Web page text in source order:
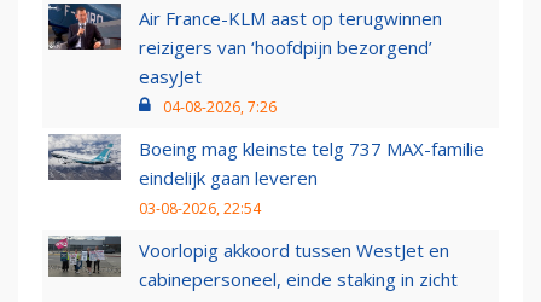
Air France-KLM aast op terugwinnen
reizigers van ‘hoofdpijn bezorgend’
easyJet
04-08-2026, 7:26
Boeing mag kleinste telg 737 MAX-familie
eindelijk gaan leveren
03-08-2026, 22:54
Voorlopig akkoord tussen WestJet en
cabinepersoneel, einde staking in zicht